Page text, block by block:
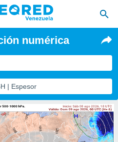
numérica
| Espesor